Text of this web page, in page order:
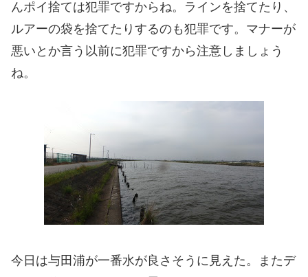
んポイ捨ては犯罪ですからね。ラインを捨てたり、
ルアーの袋を捨てたりするのも犯罪です。マナーが
悪いとか言う以前に犯罪ですから注意しましょう
ね。
今日は与田浦が一番水が良さそうに見えた。またデ